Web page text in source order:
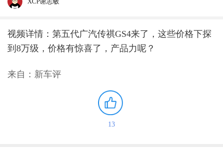
视频详情：第五代广汽传祺GS4来了，这些价格下探
到8万级，价格有惊喜了，产品力呢？
来自：新车评
13